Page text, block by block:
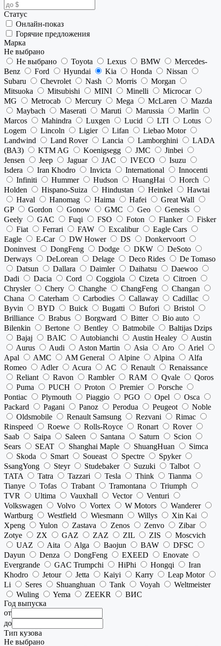
Статус
Онлайн-показ
Горячие предложения
Марка
Не выбрано
Не выбрано
Toyota Lexus BMW
Mercedes-
Benz
Ford Hyundai Kia Honda
Nissan
Subaru
Chevrolet Nash Morris
Morgan
Mitsuoka
Mitsubishi MINI Minelli
Microcar
MG
Metrocab Mercury Mega McLaren
Mazda
Maybach
Maserati Maruti Marussia
Marlin
Marcos
Mahindra Luxgen Lucid LTI
Lotus
Logem
Lincoln Ligier Lifan
Liebao Motor
Landwind
Land Rover Lancia Lamborghini
LADA
(ВАЗ)
KTM AG Koenigsegg JMC
Jinbei
Jensen
Jeep Jaguar JAC IVECO
Isuzu
Isdera
Iran Khodro Invicta International
Innocenti
Infiniti
Hummer Hudson HuangHai
Horch
Holden
Hispano-Suiza Hindustan Heinkel
Hawtai
Haval
Hanomag Haima Hafei
Great Wall
GP
Gordon Gonow GMC Geo
Genesis
Geely
GAC Fuqi FSO Foton Flanker
Fisker
Fiat
Ferrari FAW Excalibur
Eagle Cars
Eagle
E-Car DW Hower DS
Donkervoort
Doninvest
DongFeng Dodge DKW
DeSoto
Derways
DeLorean Delage Deco Rides
De Tomaso
Datsun
Dallara Daimler Daihatsu
Daewoo
Dadi
Dacia Cord Coggiola Cizeta
Citroen
Chrysler
Chery Changhe ChangFeng
Changan
Chana
Caterham Carbodies Callaway
Cadillac
Byvin
BYD Buick Bugatti Bufori
Bristol
Brilliance
Brabus Borgward Bitter
Bio auto
Bilenkin
Bertone Bentley Batmobile
Baltijas Dzips
Bajaj
BAIC Autobianchi Austin Healey
Austin
Aurus
Audi Aston Martin Asia Aro
Ariel
Apal
AMC AM General Alpine Alpina
Alfa
Romeo
Adler Acura AC Renault
Renaissance
Reliant
Ravon Rambler RAM Qvale
Qoros
Puma
PUCH Proton Premier
Porsche
Pontiac
Plymouth Piaggio PGO Opel
Osca
Packard
Pagani Panoz Perodua Peugeot
Noble
Oldsmobile
Renault Samsung Rezvani
Rimac
Rinspeed
Roewe Rolls-Royce Ronart
Rover
Saab
Saipa Saleen Santana Saturn
Scion
Sears
SEAT Shanghai Maple ShuangHuan
Simca
Skoda
Smart Soueast Spectre
Spyker
SsangYong
Steyr Studebaker Suzuki
Talbot
TATA
Tatra Tazzari Tesla Think
Tianma
Tianye
Tofas Trabant Tramontana
Triumph
TVR
Ultima Vauxhall Vector
Venturi
Volkswagen
Volvo Vortex W Motors
Wanderer
Wartburg
Westfield Wiesmann Willys
Xin Kai
Xpeng
Yulon Zastava Zenos Zenvo
Zibar
Zotye
ZX GAZ ZAZ ZIL ZIS
Moscvich
UAZ
Aita Alga Baojun BAW
DFSC
Dayun
Denza DongFeng EXEED
Enovate
Evergrande
GAC Trumpchi HiPhi Hongqi
Iran
Khodro
Jetour Jetta Kaiyi Karry
Leap Motor
Li
Seres Shuanghuan Tank Voyah
Weltmeister
Wuling
Yema ZEEKR
ВИС
Год выпуска
от
до
Тип кузова
Не выбрано